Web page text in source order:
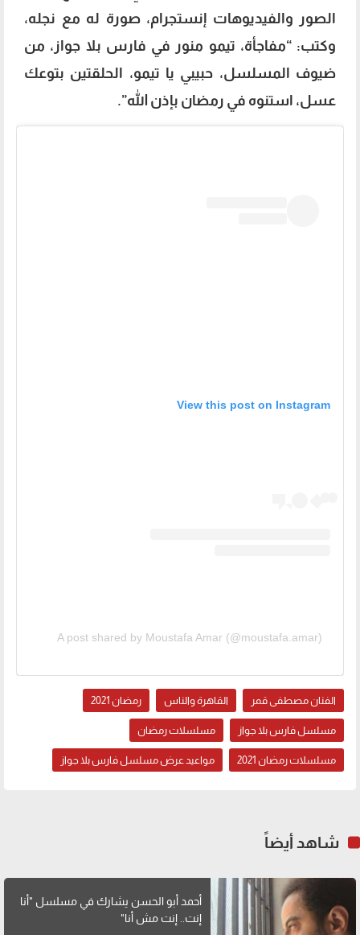
الصور والفيديوهات إنستجرام، صورة له مع نجله،
وكتب: “مفاجأة، تيمو منور في فارس بلا جواز، من
ضيوف المسلسل، حبيبي يا تيمو، الحلقتين بتوعك
عسل، استنوه في رمضان بإذن الله”.
View this post on Instagram
A post shared by Moustafa Amar (@moustafa.amar)
الفنان مصطفى قمر القاهرة والناس رمضان 2021
مسلسل فارس بلا جواز مسلسلات رمضان
مسلسلات رمضان 2021 مواعيد عرض مسلسل فارس بلا جواز
شاهد أيضاً
أحمد أبو الحسن يشارك في مسلسل "أنا
إنت.. إنت مش أنا"